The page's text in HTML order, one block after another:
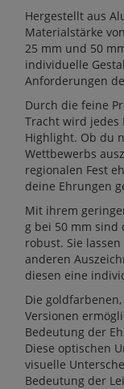
Hergestellt aus
Materialstärke
25 mm und 50
individuelle
Anforderungen
Durch die feine
Tracht wird jedes
Highlight. Ob du
Wettbewerbs
regionalen Fest
deine Ehrungen
Mit ihrem
g bei 50 mm sind
robust. Sie
anderen
diesen eine
Die
Versionen
Bedeutung der
Diese optischen
visuelle
Bedeutung der